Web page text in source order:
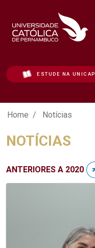
ESTUDE NA UNICAP
Notícias - Unicap
Home Notícias
NOTÍCIAS
ANTERIORES A 2020